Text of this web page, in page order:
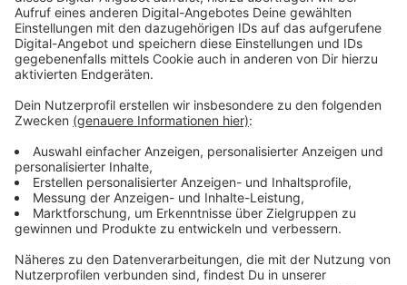
zwar gut, müssten aber besser genutzt werden.
Problematisch sei außerdem die Situation von Kindern
und Jugendlichen, deren Eltern aus finanziellen
Gründen nicht über die nötige technische Ausstattung
verfügten. Gerade da könnten die Fördervereine
einspringen und helfen. Außerdem sollte es für die
Abiturjahrgänge in den Leistungskursen ein
verpflichtender Online-Unterricht angeboten werden.
Gute Projekte zu Digitalisierung in den Schulen gebe
es in Mönchengladbach schon viele, so Wolkowski.